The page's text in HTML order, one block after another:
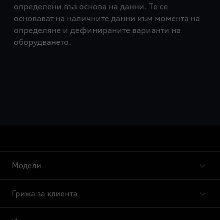
определени въз основа на данни. Те се
основават на наличните данни към момента на
определяне и дефинираните варианти на
оборудването.
Модели
Грижа за клиента